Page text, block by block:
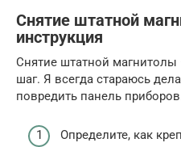
Снятие штатной
инструкция
Снятие штатной
шаг. Я всегда стараюсь
повредить панель
Определите, как